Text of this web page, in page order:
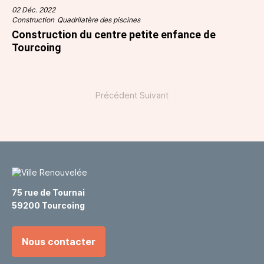
02 Déc. 2022
Construction Quadrilatère des piscines
Construction du centre petite enfance de
Tourcoing
Précédent Suivant
75 rue de Tournai
59200 Tourcoing
Nous contacter